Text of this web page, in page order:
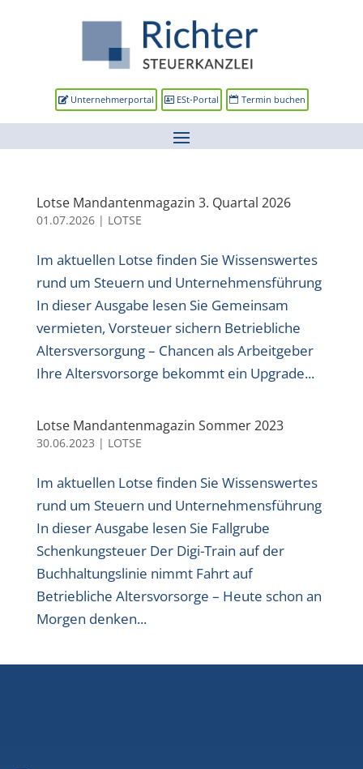
Unternehmerportal ESt-Portal Termin buchen
Lotse Mandantenmagazin 3. Quartal 2026
01.07.2026| LOTSE
Im aktuellen Lotse finden Sie Wissenswertes
rund um Steuern und Unternehmensführung
In dieser Ausgabe lesen Sie Gemeinsam
vermieten, Vorsteuer sichern Betriebliche
Altersversorgung – Chancen als Arbeitgeber
Ihre Altersvorsorge bekommt ein Upgrade...
Lotse Mandantenmagazin Sommer 2023
30.06.2023 | LOTSE
Im aktuellen Lotse finden Sie Wissenswertes
rund um Steuern und Unternehmensführung
In dieser Ausgabe lesen Sie Fallgrube
Schenkungsteuer Der Digi-Train auf der
Buchhaltungslinie nimmt Fahrt auf
Betriebliche Altersvorsorge – Heute schon an
Morgen denken...